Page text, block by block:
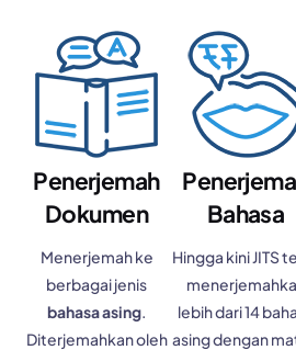
Penerjemah
Dokumen
Menerjemah ke
berbagai jenis
bahasa asing
Diterjemahkan oleh
Bahasa
Hingga kini JITS
lebih dari 14
asing dengan